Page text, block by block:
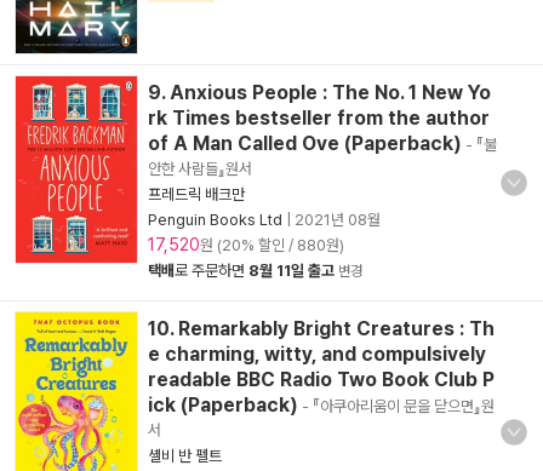
9. Anxious People : The No. 1 New Yo
rk Times bestseller from the author
of A Man Called Ove (Paperback) - 『불
안한 사람들』원서
프레드릭 배크만
Penguin Books Ltd
2021년 08월
17,520원 (20% 할인 / 880원)
택배로 주문하면 8월 11일 출고 변경
10. Remarkably Bright Creatures : Th
e charming, witty, and compulsively
readable BBC Radio Two Book Club P
ick (Paperback) - 『아쿠아리움이 문을 닫으면』원
서
셸비 반 펠트